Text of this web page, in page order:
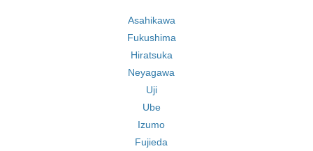
Asahikawa
Fukushima
Hiratsuka
Neyagawa
Uji
Ube
Izumo
Fujieda